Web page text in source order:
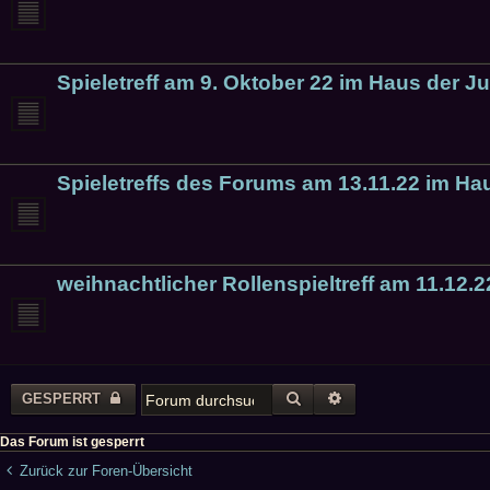
Spieletreff am 9. Oktober 22 im Haus der
Spieletreffs des Forums am 13.11.22 im
weihnachtlicher Rollenspieltreff am
GESPERRT SUCHE
Das Forum ist gesperrt
Zurück zur Foren-Übersicht